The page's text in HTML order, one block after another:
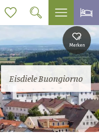
Eisdiele Buongiorno
Merken